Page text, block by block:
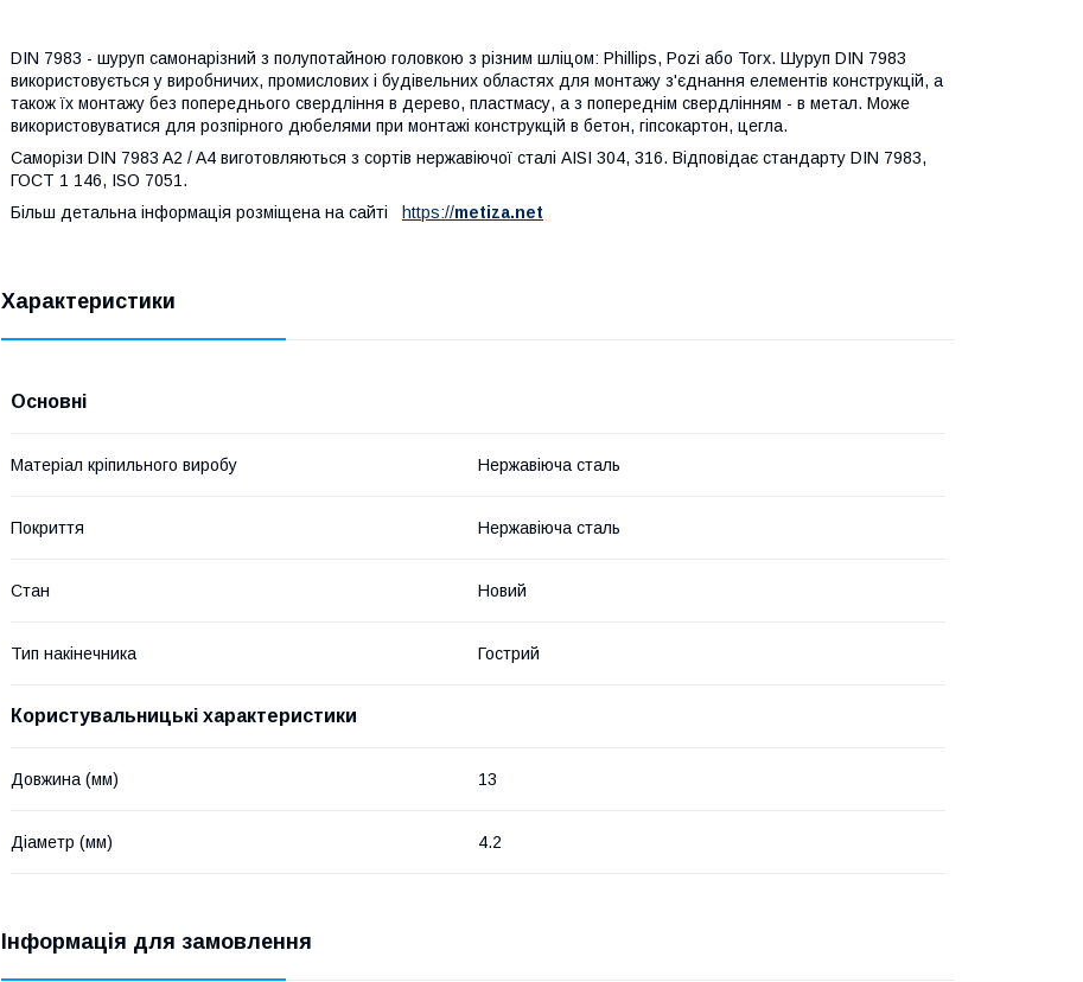
DIN 7983 - шуруп самонарізний з полупотайною головкою з різним шліцом: Phillips, Pozi або Torx. Шуруп DIN 7983
використовується у виробничих, промислових і будівельних областях для монтажу з'єднання елементів конструкцій, а
також їх монтажу без попереднього свердління в дерево, пластмасу, а з попереднім свердлінням - в метал. Може
використовуватися для розпірного дюбелями при монтажі конструкцій в бетон, гіпсокартон, цегла.
Саморізи DIN 7983 A2 / A4 виготовляються з сортів нержавіючої сталі AISI 304, 316. Відповідає стандарту DIN 7983,
ГОСТ 1 146, ISO 7051.
Більш детальна інформація розміщена на сайті
https://metiza.net
Характеристики
Основні
Матеріал кріпильного виробу Нержавіюча сталь
Покриття Нержавіюча сталь
Стан Новий
Тип накінечника Гострий
Користувальницькі характеристики
Довжина (мм) 13
Діаметр (мм) 4.2
Інформація для замовлення